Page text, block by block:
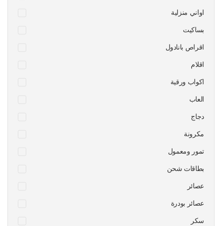
اواني منزلية
بساكيت
اقراص بانادول
اقلام
اكواب ورقية
العاب
دجاج
مكرونة
تمور ومعمول
بطاقات شحن
عصائر
عصائر بودرة
سكر